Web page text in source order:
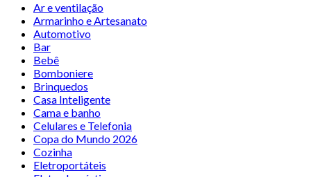
Ar e ventilação
Armarinho e Artesanato
Automotivo
Bar
Bebê
Bomboniere
Brinquedos
Casa Inteligente
Cama e banho
Celulares e Telefonia
Copa do Mundo 2026
Cozinha
Eletroportáteis